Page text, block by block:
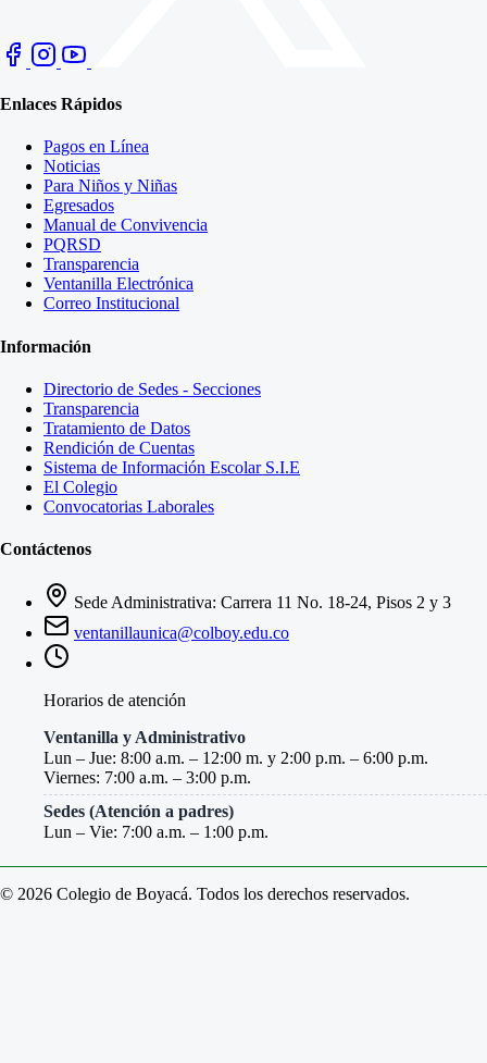
Enlaces Rápidos
Pagos en Línea
Noticias
Para Niños y Niñas
Egresados
Manual de Convivencia
PQRSD
Transparencia
Ventanilla Electrónica
Correo Institucional
Información
Directorio de Sedes - Secciones
Transparencia
Tratamiento de Datos
Rendición de Cuentas
Sistema de Información Escolar S.I.E
El Colegio
Convocatorias Laborales
Contáctenos
Sede Administrativa: Carrera 11 No. 18-24, Pisos 2 y 3
ventanillaunica@colboy.edu.co
Horarios de atención
Ventanilla y Administrativo
Lun – Jue: 8:00 a.m. – 12:00 m. y 2:00 p.m. – 6:00 p.m.
Viernes: 7:00 a.m. – 3:00 p.m.
Sedes (Atención a padres)
Lun – Vie: 7:00 a.m. – 1:00 p.m.
© 2026 Colegio de Boyacá. Todos los derechos reservados.